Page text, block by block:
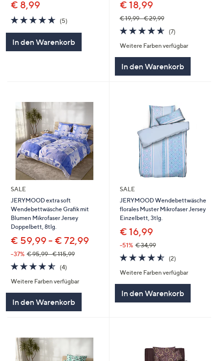
€ 8,99
4.6
von
5
(5)
In den Warenkorb
€ 18,99
€ 19,99 - € 29,99
4.6
von
5
(7)7
Weitere Farben verfügbar
In den Warenkorb
SALE
JERYMOOD extra soft
Wendebettwäsche Grafik mit
Blumen Mikrofaser Jersey
Doppelbett, 8tlg.
€ 59,99 - € 72,99
--37% € 95,99 - € 115,99
4.5
von
5
(4)
Weitere Farben verfügbar
In den Warenkorb
SALE
JERYMOOD Wendebettwäsche
florales Muster Mikrofaser Jersey
Einzelbett, 3tlg.
€ 16,99
-51% € 34,99
4.5
von
5
(2)2
Weitere Farben verfügbar
In den Warenkorb